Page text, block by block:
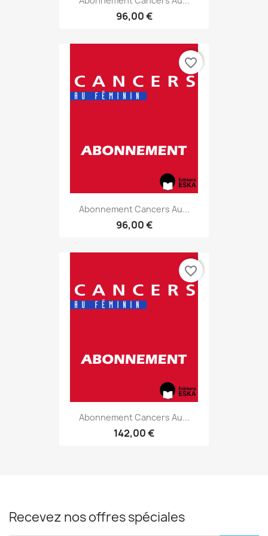
96,00 €
Abonnement Cancers Au...
96,00 €
favorite_border
Abonnement Cancers Au...
142,00 €
favorite_border
Recevez nos offres spéciales